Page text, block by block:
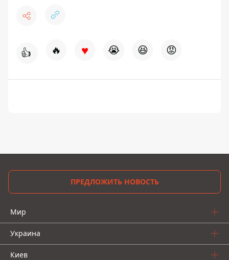
👍 🔥 ♥ 😭 😆 😡
ПРЕДЛОЖИТЬ НОВОСТЬ
Мир
Украина
Киев